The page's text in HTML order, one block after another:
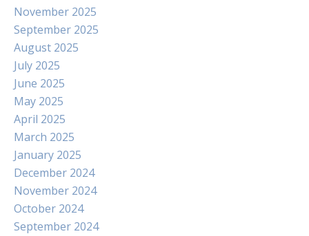
November 2025
September 2025
August 2025
July 2025
June 2025
May 2025
April 2025
March 2025
January 2025
December 2024
November 2024
October 2024
September 2024